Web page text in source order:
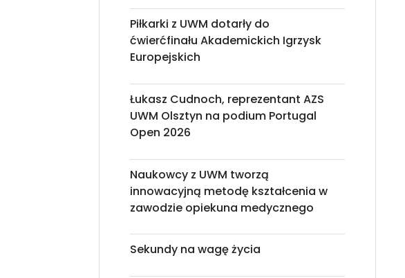
Piłkarki z UWM dotarły do
ćwierćfinału Akademickich Igrzysk
Europejskich
Łukasz Cudnoch, reprezentant AZS
UWM Olsztyn na podium Portugal
Open 2026
Naukowcy z UWM tworzą
innowacyjną metodę kształcenia w
zawodzie opiekuna medycznego
Sekundy na wagę życia